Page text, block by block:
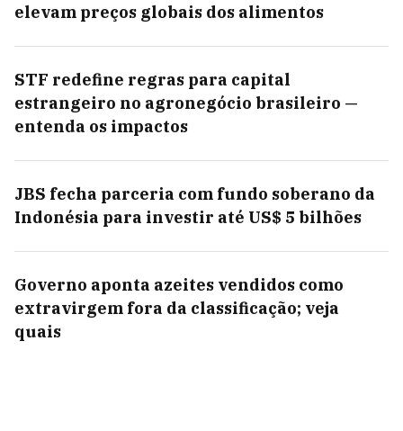
elevam preços globais dos alimentos
STF redefine regras para capital
estrangeiro no agronegócio brasileiro —
entenda os impactos
JBS fecha parceria com fundo soberano da
Indonésia para investir até US$ 5 bilhões
Governo aponta azeites vendidos como
extravirgem fora da classificação; veja
quais